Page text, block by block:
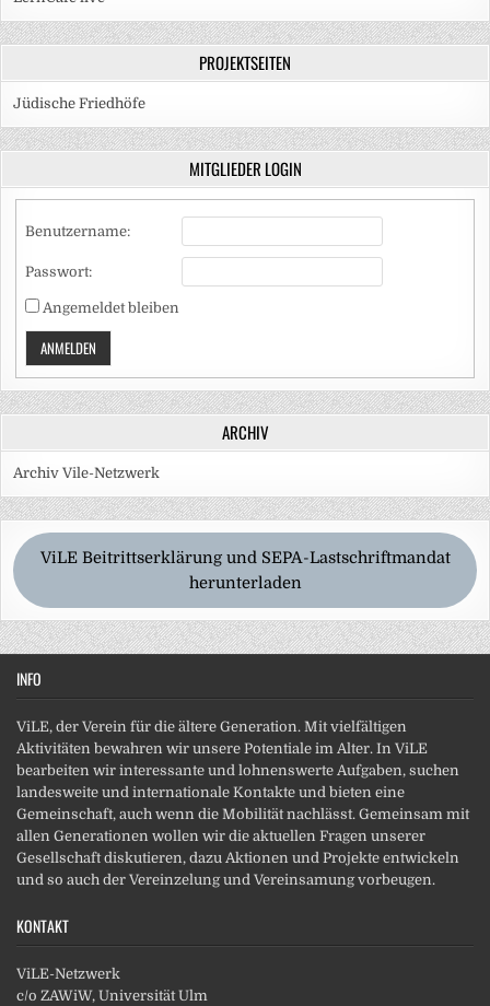
PROJEKTSEITEN
Jüdische Friedhöfe
MITGLIEDER LOGIN
Benutzername:
Passwort:
Angemeldet bleiben
ANMELDEN
ARCHIV
Archiv Vile-Netzwerk
ViLE Beitrittserklärung und SEPA-Lastschriftmandat
herunterladen
INFO
ViLE, der Verein für die ältere Generation. Mit vielfältigen
Aktivitäten bewahren wir unsere Potentiale im Alter. In ViLE
bearbeiten wir interessante und lohnenswerte Aufgaben, suchen
landesweite und internationale Kontakte und bieten eine
Gemeinschaft, auch wenn die Mobilität nachlässt. Gemeinsam mit
allen Generationen wollen wir die aktuellen Fragen unserer
Gesellschaft diskutieren, dazu Aktionen und Projekte entwickeln
und so auch der Vereinzelung und Vereinsamung vorbeugen.
KONTAKT
ViLE-Netzwerk
c/o ZAWiW, Universität Ulm